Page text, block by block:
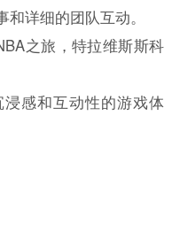
详细的团队互动。
之旅，特拉维斯斯科
感和互动性的游戏体